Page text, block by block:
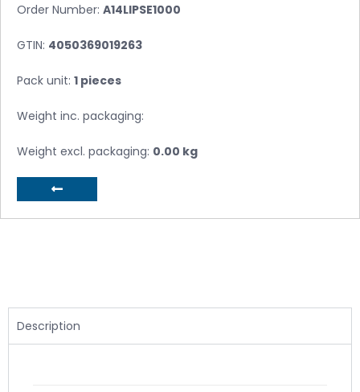
Order Number: A14LIPSE1000
GTIN: 4050369019263
Pack unit: 1 pieces
Weight inc. packaging:
Weight excl. packaging: 0.00 kg
Description